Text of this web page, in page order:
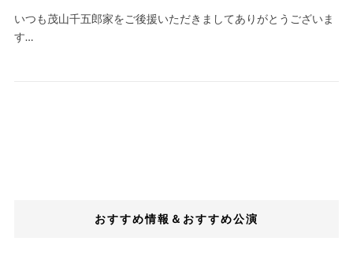
いつも茂山千五郎家をご後援いただきましてありがとうございま
す…
おすすめ情報＆おすすめ公演